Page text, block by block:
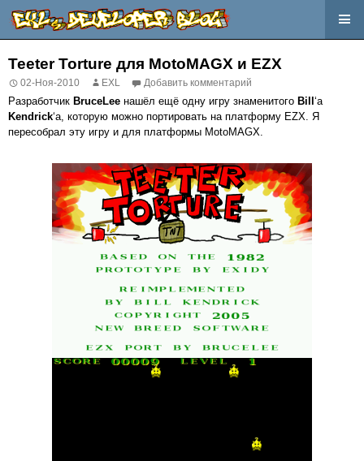
Перейти
содержимому
Teeter Torture для MotoMAGX и EZX
02-Ноя-2010 EXL Добавить комментарий
Разработчик BruceLee нашёл ещё одну игру знаменитого Bill ‘а
Kendrick‘а, которую можно портировать на платформу EZX. Я
пересобрал эту игру и для платформы MotoMAGX.